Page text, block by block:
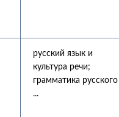
русский язык и
культура речи;
грамматика русского
...